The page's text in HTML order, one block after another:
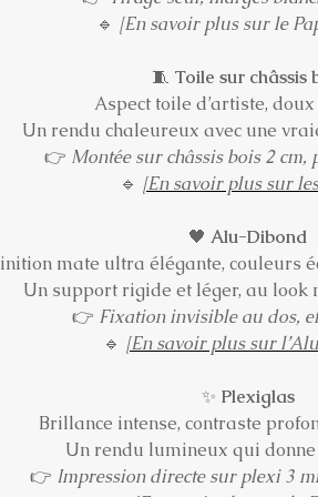
🔹 [En savoir plus sur le
🧵 Toile sur châssis
Aspect toile d’artiste,
Un rendu chaleureux avec une
👉 Montée sur châssis bois 2 cm,
🔹 [En savoir plus sur
🖤 Alu-Dibond
mate ultra élégante, couleurs
Un support rigide et léger, au look
👉 Fixation invisible au dos,
🔹 [En savoir plus sur
✨ Plexiglas
Brillance intense, contraste
Un rendu lumineux qui donne
👉 Impression directe sur plexi 3